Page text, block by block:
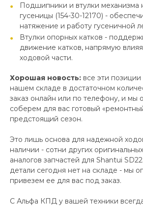
Подшипники и втулки механизма
гусеницы (154-30-12170) -
натяжение и работу гусеничной
Втулки опорных катков -
движение катков, напрямую
ходовой части.
Хорошая новость: все эти
нашем складе в достаточном
заказ онлайн или по телефону, и мы
соберем для вас готовый
предстоящий сезон.
Это лишь основа для надежной
наличии - сотни других
аналогов запчастей для Shantui
детали сегодня нет на складе - мы
привезем ее для вас под заказ.
С Альфа КПД у вашей техники